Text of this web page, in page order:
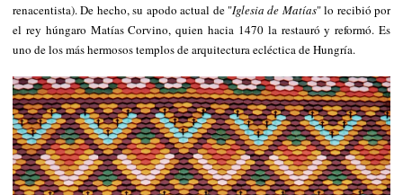
renacentista). De hecho, su apodo actual de "Iglesia de Matías" lo recibió por
el rey húngaro Matías Corvino, quien hacia 1470 la restauró y reformó. Es
uno de los más hermosos templos de arquitectura ecléctica de Hungría.